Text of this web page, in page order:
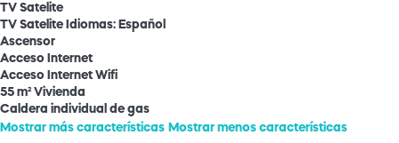
TV Satelite
TV Satelite Idiomas: Español
Ascensor
Acceso Internet
Acceso Internet Wifi
55 m² Vivienda
Caldera individual de gas
Mostrar más características Mostrar menos características